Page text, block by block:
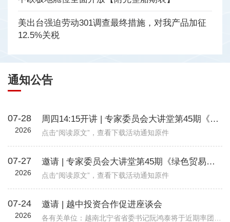
美出台强迫劳动301调查最终措施，对我产品加征
12.5%关税
通知公告
07-28
2026
周四14:15开讲 | 专家委员会大讲堂第45期《绿色贸易时代下的企业碳管理升级路径—从合规到竞争力》
点击“阅读原文”，查看下载活动通知原件
07-27
2026
邀请 | 专家委员会大讲堂第45期《绿色贸易时代下的企业碳管理升级路径—从合规到竞争力》
点击“阅读原文”，查看下载活动通知原件
07-24
2026
邀请 | 越中投资合作促进座谈会